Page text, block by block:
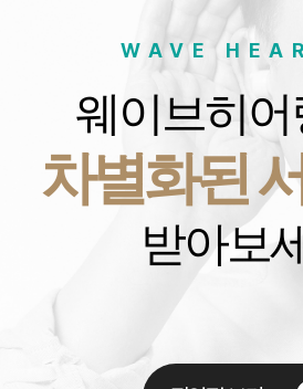
WAVE
웨이브히
차별화된
받아보